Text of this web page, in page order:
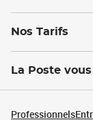
Nos Tarifs
La Poste
Professionnels